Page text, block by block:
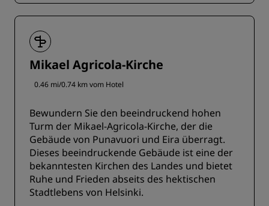
Mikael Agricola-Kirche
0.46 mi/0.74 km vom Hotel
Bewundern Sie den beeindruckend hohen
Turm der Mikael-Agricola-Kirche, der die
Gebäude von Punavuori und Eira überragt.
Dieses beeindruckende Gebäude ist eine der
bekanntesten Kirchen des Landes und bietet
Ruhe und Frieden abseits des hektischen
Stadtlebens von Helsinki.